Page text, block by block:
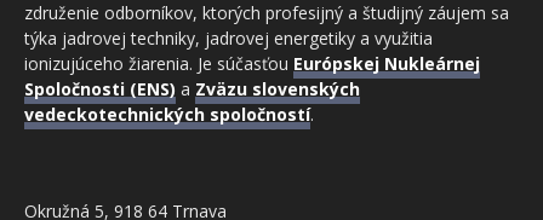
združenie odborníkov, ktorých profesijný a študijný záujem sa
týka jadrovej techniky, jadrovej energetiky a využitia
ionizujúceho žiarenia. Je súčasťou Európskej Nukleárnej
Spoločnosti (ENS) a Zväzu slovenských
vedeckotechnických spoločností.
Okružná 5, 918 64 Trnava